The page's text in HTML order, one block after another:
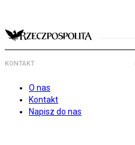
KONTAKT
O nas
Kontakt
Napisz do nas